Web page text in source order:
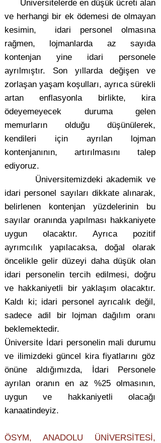
Üniversitelerde en düşük ücreti alan
ve herhangi bir ek ödemesi de olmayan
kesimin, idari personel olmasına
rağmen, lojmanlarda az sayıda
kontenjan yine idari personele
ayrılmıştır. Son yıllarda değişen ve
zorlaşan yaşam koşulları, ayrıca sürekli
artan enflasyonla birlikte, kira
ödeyemeyecek duruma gelen
memurların olduğu düşünülerek,
kendileri için ayrılan lojman
kontenjanının, artırılmasını talep
ediyoruz.
Üniversitemizdeki akademik ve
idari personel sayıları dikkate alınarak,
belirlenen kontenjan yüzdelerinin bu
sayılar oranında yapılması hakkaniyete
uygun olacaktır. Ayrıca pozitif
ayrımcılık yapılacaksa, doğal olarak
öncelikle gelir düzeyi daha düşük olan
idari personelin tercih edilmesi, doğru
ve hakkaniyetli bir yaklaşım olacaktır.
Kaldı ki; idari personel ayrıcalık değil,
sadece adil bir lojman dağılım oranı
beklemektedir.
Üniversite İdari personelin mali durumu
ve ilimizdeki güncel kira fiyatlarını göz
önüne aldığımızda, İdari Personele
ayrılan oranın en az %25 olmasının,
uygun ve hakkaniyetli olacağı
kanaatindeyiz.
ÖSYM, ANADOLU ÜNİVERSİTESİ,